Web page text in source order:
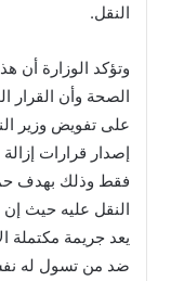
النقل.
وتؤكد الوزارة أن
على تفويض وزير
إصدار قرارات
فقط وذلك بهدف
النقل عليه حيث
يعد جريمة مكتملة
ضد من تسول له